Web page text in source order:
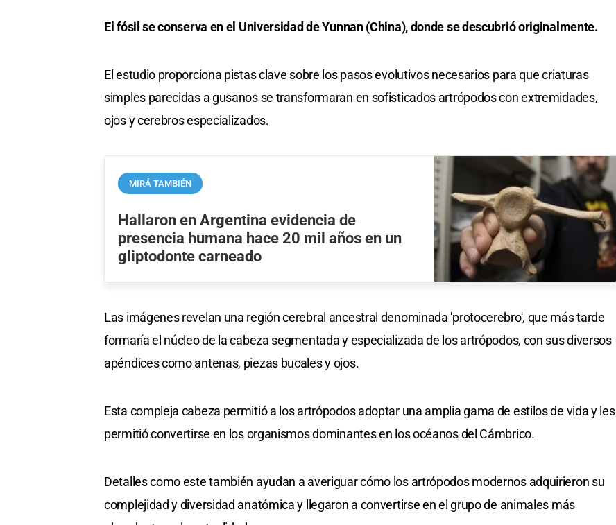
El fósil se conserva en el Universidad de Yunnan (China), donde se descubrió originalmente.
El estudio proporciona pistas clave sobre los pasos evolutivos necesarios para que criaturas
simples parecidas a gusanos se transformaran en sofisticados artrópodos con extremidades,
ojos y cerebros especializados.
MIRÁ TAMBIÉN
Hallaron en Argentina evidencia de
presencia humana hace 20 mil años en un
gliptodonte carneado
Las imágenes revelan una región cerebral ancestral denominada 'protocerebro', que más tarde
formaría el núcleo de la cabeza segmentada y especializada de los artrópodos, con sus diversos
apéndices como antenas, piezas bucales y ojos.
Esta compleja cabeza permitió a los artrópodos adoptar una amplia gama de estilos de vida y les
permitió convertirse en los organismos dominantes en los océanos del Cámbrico.
Detalles como este también ayudan a averiguar cómo los artrópodos modernos adquirieron su
complejidad y diversidad anatómica y llegaron a convertirse en el grupo de animales más